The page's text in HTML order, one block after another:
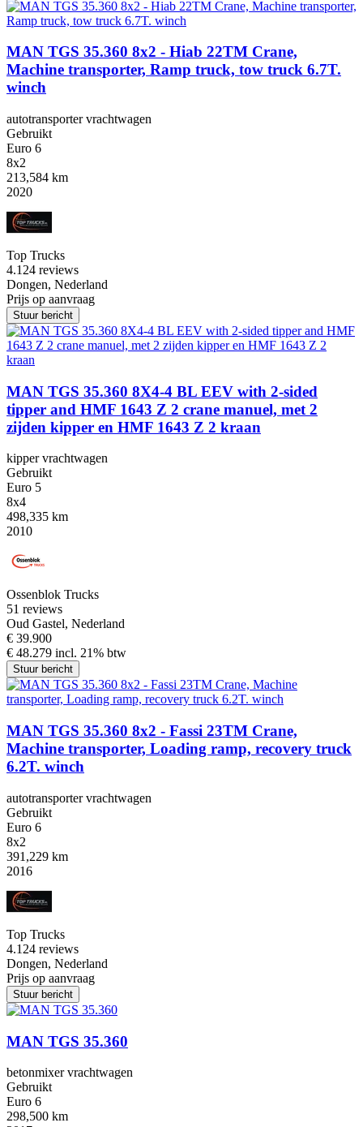
MAN TGS 35.360 8x2 - Hiab 22TM Crane,
Machine transporter, Ramp truck, tow truck 6.7T.
winch
autotransporter vrachtwagen
Gebruikt
Euro 6
8x2
213,584 km
2020
Top Trucks
4.1 24 reviews
Dongen, Nederland
Prijs op aanvraag
Stuur bericht
MAN TGS 35.360 8X4-4 BL EEV with 2-sided
tipper and HMF 1643 Z 2 crane manuel, met 2
zijden kipper en HMF 1643 Z 2 kraan
kipper vrachtwagen
Gebruikt
Euro 5
8x4
498,335 km
2010
Ossenblok Trucks
51 reviews
Oud Gastel, Nederland
€ 39.900
€ 48.279 incl. 21% btw
Stuur bericht
MAN TGS 35.360 8x2 - Fassi 23TM Crane,
Machine transporter, Loading ramp, recovery truck
6.2T. winch
autotransporter vrachtwagen
Gebruikt
Euro 6
8x2
391,229 km
2016
Top Trucks
4.1 24 reviews
Dongen, Nederland
Prijs op aanvraag
Stuur bericht
MAN TGS 35.360
betonmixer vrachtwagen
Gebruikt
Euro 6
298,500 km